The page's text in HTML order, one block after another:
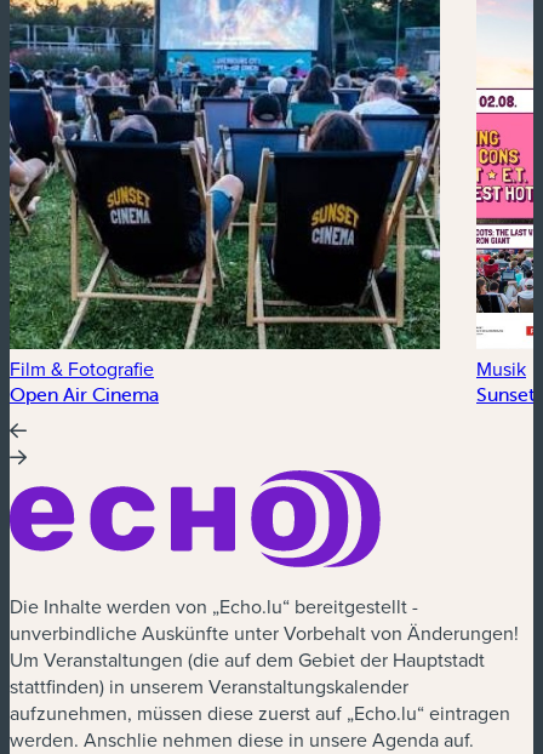
Film & Fotografie
Open Air Cinema
Musik
Sunset
Die Inhalte werden von „Echo.lu“ bereitgestellt -
unverbindliche Auskünfte unter Vorbehalt von Änderungen!
Um Veranstaltungen (die auf dem Gebiet der Hauptstadt
stattfinden) in unserem Veranstaltungskalender
aufzunehmen, müssen diese zuerst auf „Echo.lu“ eintragen
werden. Anschlie nehmen diese in unsere Agenda auf.